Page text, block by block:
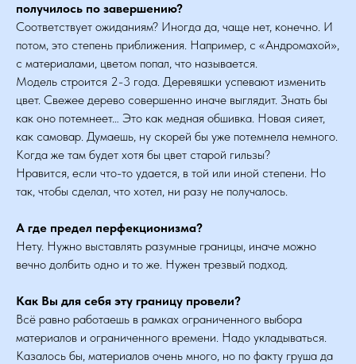
получилось по завершению?
Соответствует ожиданиям? Иногда да, чаще нет, конечно. И
потом, это степень приближения. Например, с «Андромахой»,
с материалами, цветом попал, что называется.
Модель строится 2-3 года. Деревяшки успевают изменить
цвет. Свежее дерево совершенно иначе выглядит. Знать бы
как оно потемнеет… Это как медная обшивка. Новая сияет,
как самовар. Думаешь, ну скорей бы уже потемнела немного.
Когда же там будет хотя бы цвет старой гильзы?
Нравится, если что-то удается, в той или иной степени. Но
так, чтобы сделал, что хотел, ни разу не получалось.
А где предел перфекционизма?
Нету. Нужно выставлять разумные границы, иначе можно
вечно долбить одно и то же. Нужен трезвый подход.
Как Вы для себя эту границу провели?
Всё равно работаешь в рамках ограниченного выбора
материалов и ограниченного времени. Надо укладываться.
Казалось бы, материалов очень много, но по факту груша да